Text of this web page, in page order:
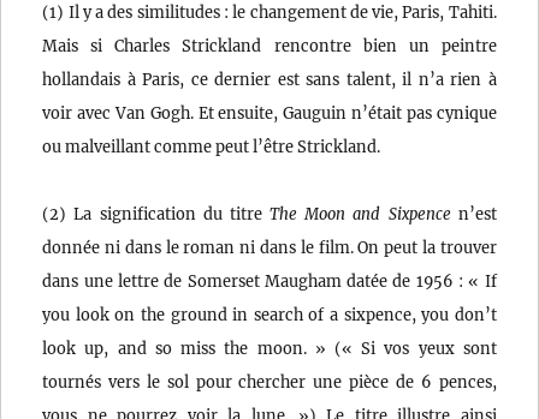
(1) Il y a des similitudes : le changement de vie, Paris, Tahiti.
Mais si Charles Strickland rencontre bien un peintre
hollandais à Paris, ce dernier est sans talent, il n’a rien à
voir avec Van Gogh. Et ensuite, Gauguin n’était pas cynique
ou malveillant comme peut l’être Strickland.
(2) La signification du titreThe Moon and Sixpencen’est
donnée ni dans le roman ni dans le film. On peut la trouver
dans une lettre de Somerset Maugham datée de 1956 : « If
you look on the ground in search of a sixpence, you don’t
look up, and so miss the moon. » (« Si vos yeux sont
tournés vers le sol pour chercher une pièce de 6 pences,